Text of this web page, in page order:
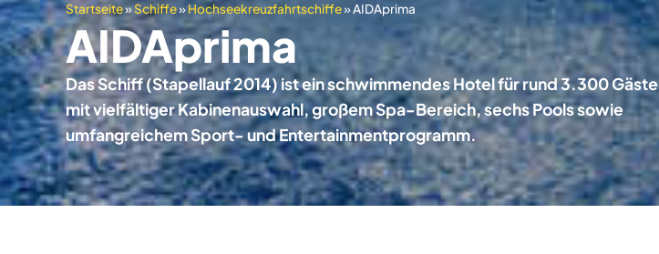
Startseite»Schiffe»Hochseekreuzfahrtschiffe»AIDAprima
AIDAprima
Das Schiff (Stapellauf 2014) ist ein schwimmendes Hotel für rund 3.300 Gäste
mit vielfältiger Kabinenauswahl, großem Spa-Bereich, sechs Pools sowie
umfangreichem Sport- und Entertainmentprogramm.